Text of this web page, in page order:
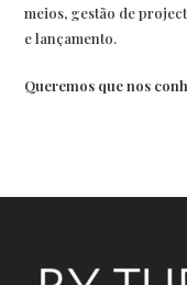
meios, gestão de
e lançamento.
Queremos que nos